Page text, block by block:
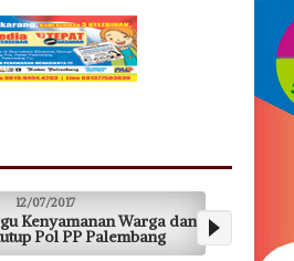
IKATRI DPRD Sumsel Terus jaga
Silaturahmi